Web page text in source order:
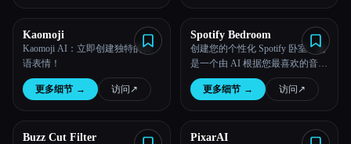
Kaomoji
Kaomoji AI：立即创建独特的日
语表情！
更多细节 → 访问 ↗︎
Spotify Bedroom
创建您的个性化 Spotify 卧室，这
是一个由 AI 根据您最喜欢的音乐
类型和聆听习惯设计的独特空
间。更多细节 → 访问 ↗︎
Buzz Cut Filter PixarAI